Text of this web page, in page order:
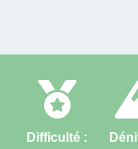
Difficulté :